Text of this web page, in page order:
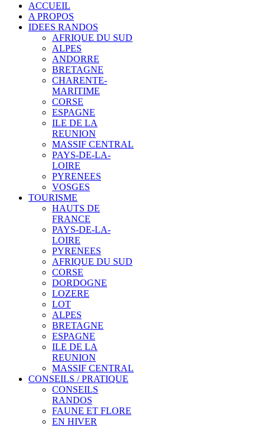
ACCUEIL
A PROPOS
IDEES RANDOS
AFRIQUE DU SUD
ALPES
ANDORRE
BRETAGNE
CHARENTE-
MARITIME
CORSE
ESPAGNE
ILE DE LA
REUNION
MASSIF CENTRAL
PAYS-DE-LA-
LOIRE
PYRENEES
VOSGES
TOURISME
HAUTS DE
FRANCE
PAYS-DE-LA-
LOIRE
PYRENEES
AFRIQUE DU SUD
CORSE
DORDOGNE
LOZERE
LOT
ALPES
BRETAGNE
ESPAGNE
ILE DE LA
REUNION
MASSIF CENTRAL
CONSEILS / PRATIQUE
CONSEILS
RANDOS
FAUNE ET FLORE
EN HIVER